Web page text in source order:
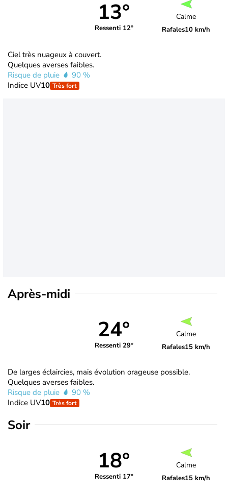
13°
Ressenti 12°
Calme
Rafales10 km/h
Ciel très nuageux à couvert.
Quelques averses faibles.
Risque de pluie
90 %
Indice UV10 Très fort
Après-midi
24°
Ressenti 29°
Calme
Rafales15 km/h
De larges éclaircies, mais évolution orageuse possible.
Quelques averses faibles.
Risque de pluie
90 %
Indice UV10 Très fort
Soir
18°
Ressenti 17°
Calme
Rafales15 km/h